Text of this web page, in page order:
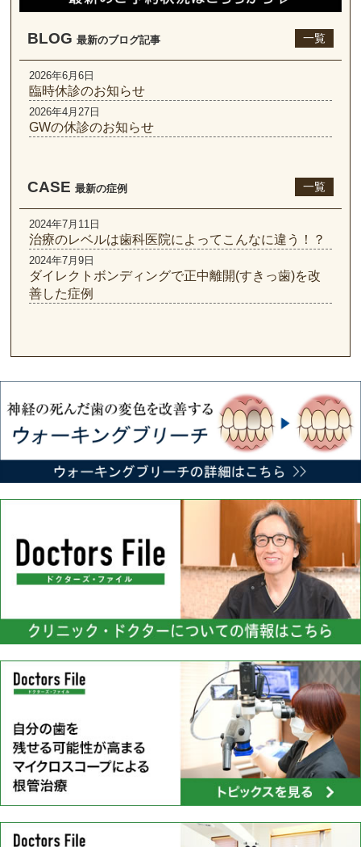
BLOG 最新のブログ記事 一覧
2026年6月6日
臨時休診のお知らせ
2026年4月27日
GWの休診のお知らせ
CASE 最新の症例 一覧
2024年7月11日
治療のレベルは歯科医院によってこんなに違う！？
2024年7月9日
ダイレクトボンディングで正中離開(すきっ歯)を改
善した症例